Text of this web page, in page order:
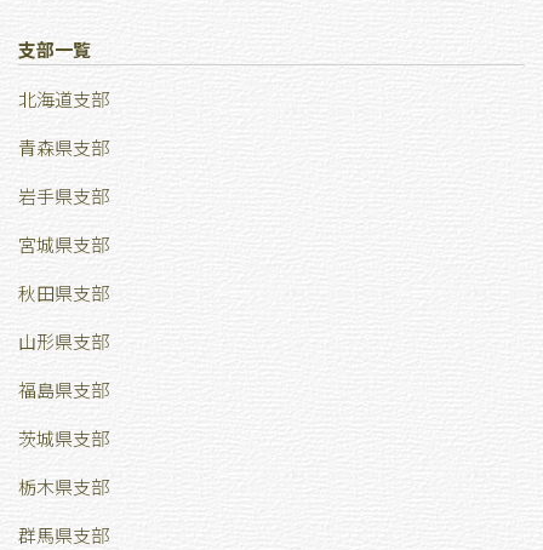
支部一覧
北海道支部
青森県支部
岩手県支部
宮城県支部
秋田県支部
山形県支部
福島県支部
茨城県支部
栃木県支部
群馬県支部